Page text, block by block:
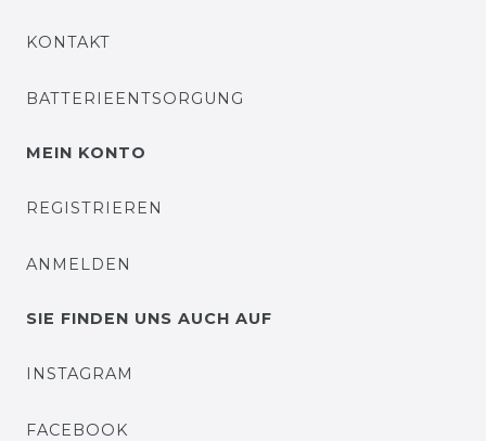
KONTAKT
BATTERIEENTSORGUNG
MEIN KONTO
REGISTRIEREN
ANMELDEN
SIE FINDEN UNS AUCH AUF
INSTAGRAM
FACEBOOK